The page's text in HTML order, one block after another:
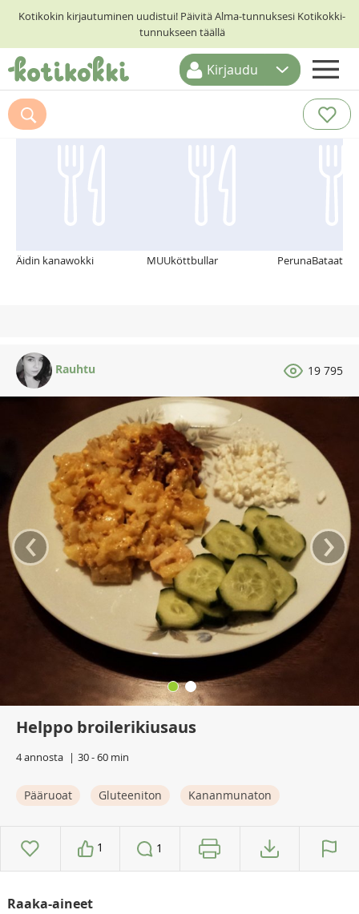
Kotikokin kirjautuminen uudistui! Päivitä Alma-tunnuksesi Kotikokki-
tunnukseen täällä
ETUSIVU
RESEPTIHAKU
Kirjaudu
Suosittelemme myös
Äidin kanawokki MUUköttbullar
Rauhtu 19 795
‹ ›
Helppo broilerikiusaus
4 annosta 30 - 60 min
Pääruoat Gluteeniton Kananmunaton
1 1
Raaka-aineet